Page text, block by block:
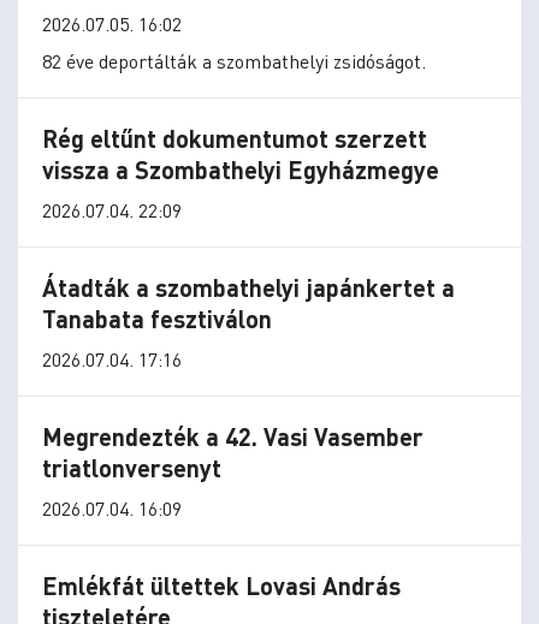
2026.07.05. 16:02
82 éve deportálták a szombathelyi zsidóságot.
Rég eltűnt dokumentumot szerzett
vissza a Szombathelyi Egyházmegye
2026.07.04. 22:09
Átadták a szombathelyi japánkertet a
Tanabata fesztiválon
2026.07.04. 17:16
Megrendezték a 42. Vasi Vasember
triatlonversenyt
2026.07.04. 16:09
Emlékfát ültettek Lovasi András
tiszteletére